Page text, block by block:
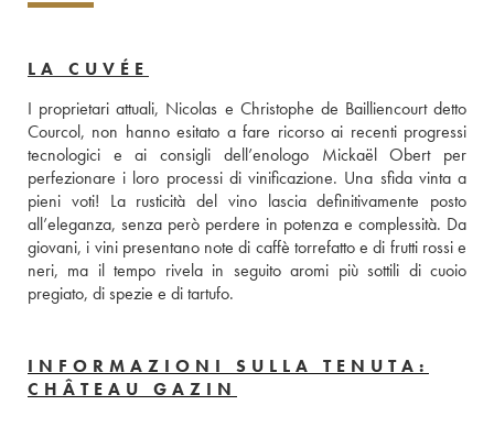
LA CUVÉE
I proprietari attuali, Nicolas e Christophe de Bailliencourt detto
Courcol, non hanno esitato a fare ricorso ai recenti progressi
tecnologici e ai consigli dell’enologo Mickaël Obert per
perfezionare i loro processi di vinificazione. Una sfida vinta a
pieni voti! La rusticità del vino lascia definitivamente posto
all’eleganza, senza però perdere in potenza e complessità. Da
giovani, i vini presentano note di caffè torrefatto e di frutti rossi e
neri, ma il tempo rivela in seguito aromi più sottili di cuoio
pregiato, di spezie e di tartufo.
INFORMAZIONI SULLA TENUTA:
CHÂTEAU GAZIN